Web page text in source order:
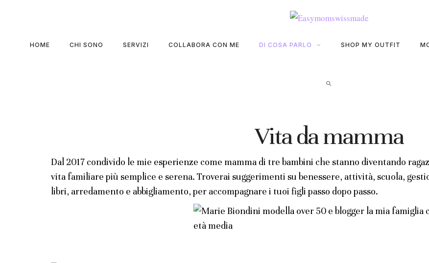
HOME CHI SONO SERVIZI COLLABORA CON ME DI COSA PARLO SHOP MY OUTFIT
Vita da mamma
Dal 2017 condivido le mie esperienze come mamma di tre bambini che stanno diventando
vita familiare più semplice e serena. Troverai suggerimenti su benessere, attività, scuola,
libri, arredamento e abbigliamento, per accompagnare i tuoi figli passo dopo passo.